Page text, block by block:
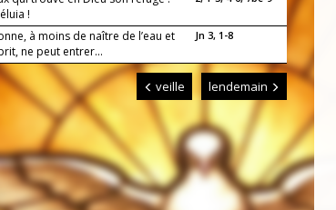
!
à moins de naître de l’eau et
ne peut entrer...
Jn 3, 1-8
veille lendemain